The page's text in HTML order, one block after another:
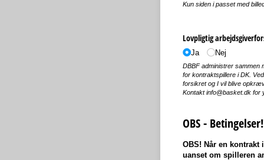
Kun siden i passet med
Lovpligtig
Ja Nej
DBBF administrer sammen
for kontraktspillere i DK.
forsikret og I vil blive
Kontakt info@basket.dk for
OBS - Betingelser!
OBS! Når en kontrakt
uanset om spilleren